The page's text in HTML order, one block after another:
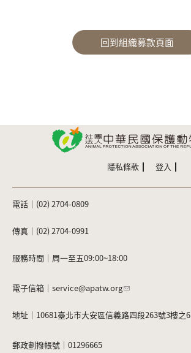
回到組織募款頁面
隱私條款 登入
電話｜(02) 2704-0809
傳真｜(02) 2704-0991
服務時間｜周一至五09:00~18:00
電子信箱｜ service@apatw.org
地址｜10681臺北市大安區信義路四段263號3樓之6
郵政劃撥帳號｜01296665